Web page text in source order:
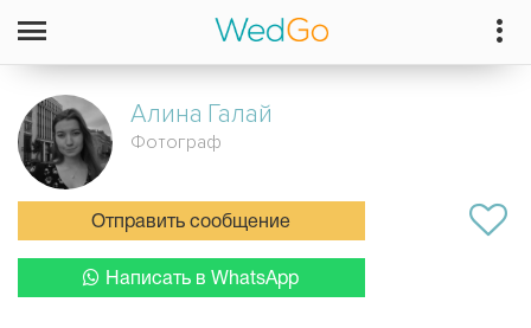
Алина Галай
Фотограф
Отправить сообщение
Написать в WhatsApp